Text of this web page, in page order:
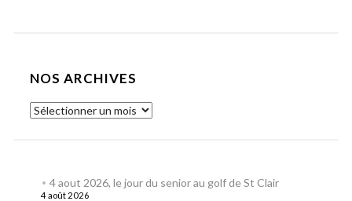
NOS ARCHIVES
4 aout 2026, le jour du senior au golf de St Clair
4 août 2026